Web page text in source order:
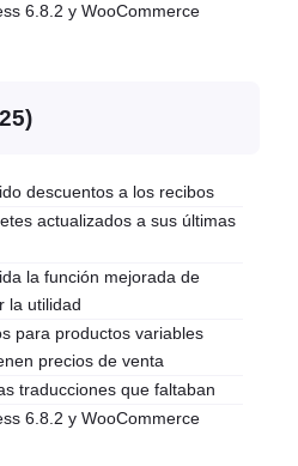
6.8.2 y WooCommerce
descuentos a los recibos
actualizados a sus últimas
la función mejorada de
la utilidad
para productos variables
precios de venta
traducciones que faltaban
6.8.2 y WooCommerce